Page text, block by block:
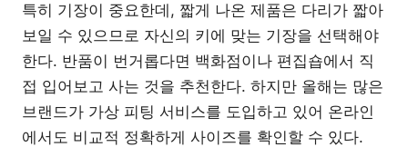
특히 기장이 중요한데, 짧게 나온 제품은 다리가 짧아
보일 수 있으므로 자신의 키에 맞는 기장을 선택해야
한다. 반품이 번거롭다면 백화점이나 편집숍에서 직
접 입어보고 사는 것을 추천한다. 하지만 올해는 많은
브랜드가 가상 피팅 서비스를 도입하고 있어 온라인
에서도 비교적 정확하게 사이즈를 확인할 수 있다.